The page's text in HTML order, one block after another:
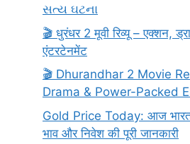
સત્ય ઘટના
🎬 धुरंधर 2 मूवी रिव्यू – एक्शन,
एंटरटेनमेंट
🎬 Dhurandhar 2 Movie
Drama & Power-Packed
Gold Price Today: आज भारत
भाव और निवेश की पूरी जानकारी